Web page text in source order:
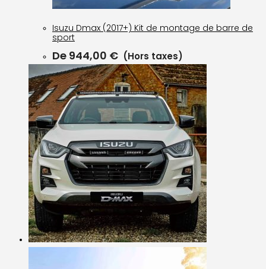
Isuzu Dmax (2017+) Kit de montage de barre de
sport
De 944,00 € (Hors taxes)